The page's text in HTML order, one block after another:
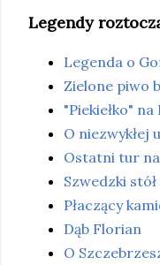
Legendy
Legenda o
Zielone piwo
"Piekiełko"
O niezwykłej
Ostatni tur
Szwedzki
Płaczący
Dąb Florian
O